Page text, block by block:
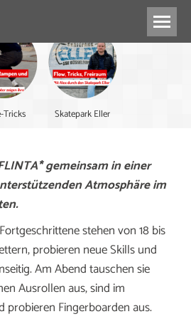
Tricks Skatepark Eller
gemeinsam in einer
Atmosphäre im
stehen von 18 bis
probieren neue Skills und
Am Abend tauschen sie
Ausrollen aus, sind im
probieren Fingerboarden aus.